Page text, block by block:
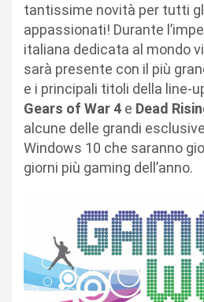
tantissime novità per tutti
appassionati! Durante
italiana dedicata al mondo
sarà presente con il più
e i principali titoli della line-
Gears of War 4 e Dead
alcune delle grandi
Windows 10 che saranno
giorni più gaming dell’anno.